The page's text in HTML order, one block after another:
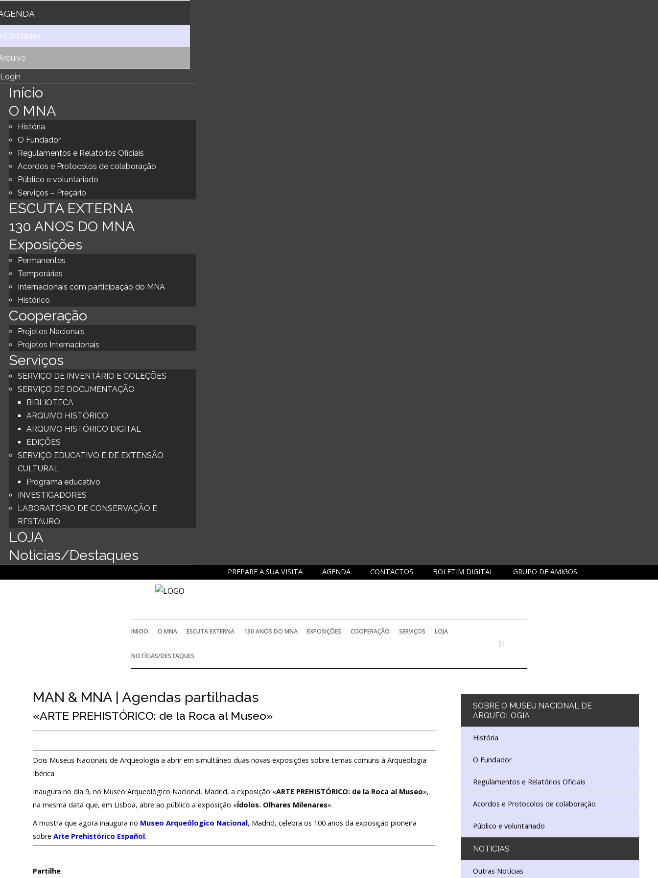
Login
Início
O MNA
História
O Fundador
Regulamentos e Relatórios Oficiais
Acordos e Protocolos de colaboração
Público e voluntariado
Serviços – Preçário
ESCUTA EXTERNA
130 ANOS DO MNA
Exposições
Permanentes
Temporárias
Internacionais com participação do MNA
Histórico
Cooperação
Projetos Nacionais
Projetos Internacionais
Serviços
SERVIÇO DE INVENTÁRIO E COLEÇÕES
SERVIÇO DE DOCUMENTAÇÃO
BIBLIOTECA
ARQUIVO HISTÓRICO
ARQUIVO HISTÓRICO DIGITAL
EDIÇÕES
SERVIÇO EDUCATIVO E DE EXTENSÃO
CULTURAL
Programa educativo
INVESTIGADORES
LABORATÓRIO DE CONSERVAÇÃO E
RESTAURO
LOJA
Notícias/Destaques
GRUPO DE AMIGOS
BOLETIM DIGITAL
CONTACTOS
AGENDA
PREPARE A SUA VISITA
INÍCIO O MNA ESCUTA EXTERNA 130 ANOS DO MNA EXPOSIÇÕES COOPERAÇÃO SERVIÇOS LOJA
NOTÍCIAS/DESTAQUES
MAN & MNA | Agendas partilhadas
«ARTE PREHISTÓRICO: de la Roca al Museo»
Dois Museus Nacionais de Arqueologia a abrir em simultâneo duas novas exposições sobre temas comuns à Arqueologia
Ibérica.
Inaugura no dia 9, no Museo Arqueológico Nacional, Madrid, a exposição «ARTE PREHISTÓRICO: de la Roca al Museo»,
na mesma data que, em Lisboa, abre ao público a exposição «Ídolos. Olhares Milenares».
A mostra que agora inaugura no Museo Arqueólogico Nacional, Madrid, celebra os 100 anos da exposição pioneira
sobre Arte Prehistórico Español.
Partilhe
SOBRE O MUSEU NACIONAL DE
ARQUEOLOGIA
História
O Fundador
Regulamentos e Relatórios Oficiais
Acordos e Protocolos de colaboração
Público e voluntariado
NOTICIAS
Outras Notícias